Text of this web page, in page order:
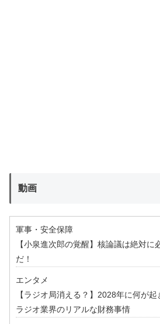
動画
軍事・安全保障
【小泉進次郎の覚醒】核論議は絶対に
だ！
エンタメ
【ラジオ局消える？】2028年に何が起
ラジオ業界のリアルな財務事情